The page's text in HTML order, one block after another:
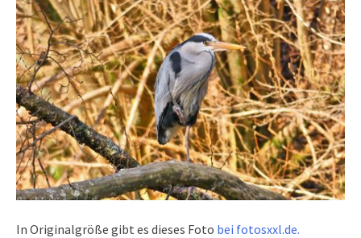
In Originalgröße gibt es dieses Foto bei fotosxxl.de.